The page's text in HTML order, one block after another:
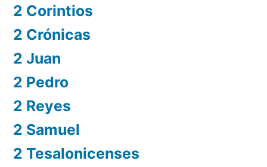
2 Corintios
2 Crónicas
2 Juan
2 Pedro
2 Reyes
2 Samuel
2 Tesalonicenses